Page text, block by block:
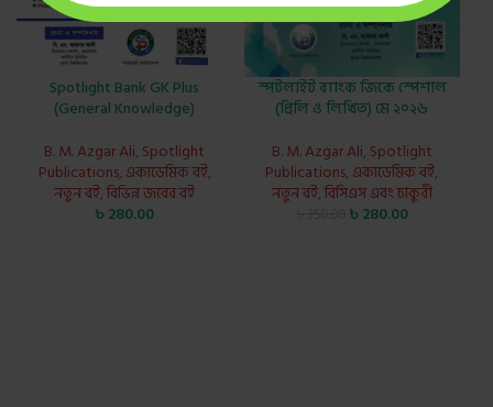
Spotlight Bank GK Plus
(General Knowledge)
B. M. Azgar Ali, Spotlight
Publications, একাডেমিক বই,
নতুন বই,বিভিন্ন জবের বই
৳280.00
স্পটলাইট ব্যাংক জিকে স্পেশাল
(প্রিলি ও লিখিত) মে ২০২৬
B. M. Azgar Ali, Spotlight
Publications, একাডেমিক বই,
নতুন বই,বিসিএস এবং চাকুরী
৳280.00